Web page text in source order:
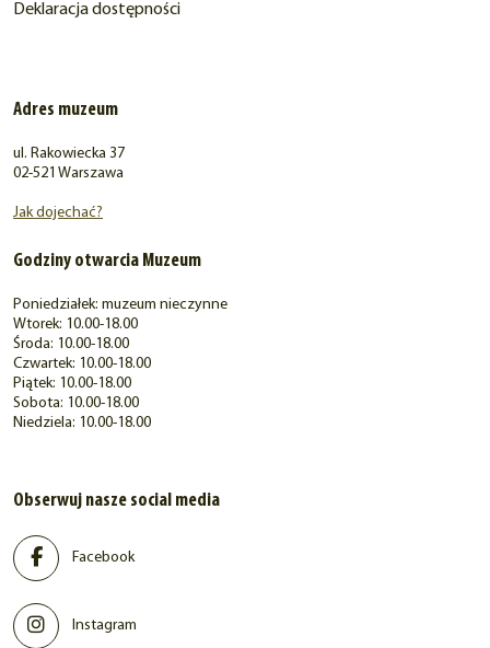
Deklaracja dostępności
Adres muzeum
ul. Rakowiecka 37
02-521 Warszawa
Jak dojechać?
Godziny otwarcia Muzeum
Poniedziałek: muzeum nieczynne
Wtorek: 10.00-18.00
Środa: 10.00-18.00
Czwartek: 10.00-18.00
Piątek: 10.00-18.00
Sobota: 10.00-18.00
Niedziela: 10.00-18.00
Obserwuj nasze social media
Facebook
Instagram